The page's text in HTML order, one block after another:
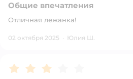
Общие впечатления
Отличная лежанка!
02 октября 2025 · Юлия Ш.
Рейтинг:3